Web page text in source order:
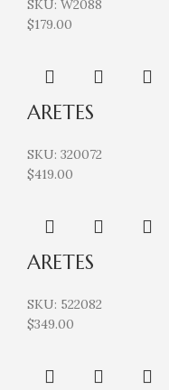
SKU: W2088
$179.00
ARETES
SKU: 320072
$419.00
ARETES
SKU: 522082
$349.00